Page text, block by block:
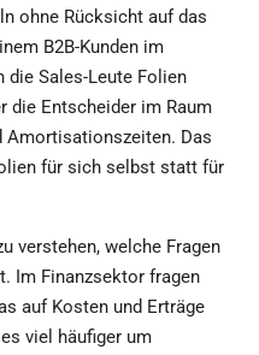
ohne Rücksicht auf das
B2B-Kunden im
die Sales-Leute Folien
die Entscheider im Raum
Amortisationszeiten. Das
für sich selbst statt für
verstehen, welche Fragen
Im Finanzsektor fragen
auf Kosten und Erträge
viel häufiger um